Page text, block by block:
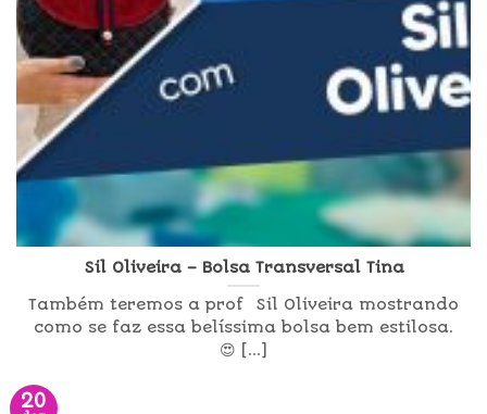
Sil Oliveira – Bolsa Transversal Tina
Também teremos a prof Sil Oliveira mostrando
como se faz essa belíssima bolsa bem estilosa.
😍 [...]
20